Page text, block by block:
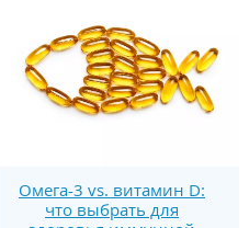
Омега-3 vs. витамин D:
что выбрать для